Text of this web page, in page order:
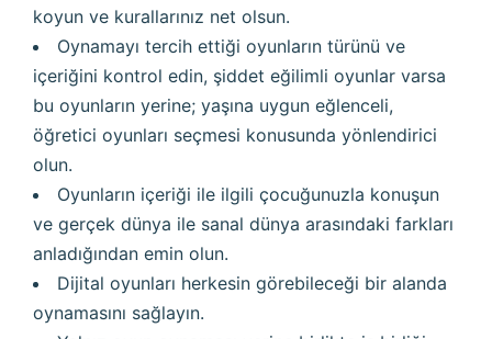
koyun ve kurallarınız net olsun.
Oynamayı tercih ettiği oyunların türünü ve
içeriğini kontrol edin, şiddet eğilimli oyunlar varsa
bu oyunların yerine; yaşına uygun eğlenceli,
öğretici oyunları seçmesi konusunda yönlendirici
olun.
Oyunların içeriği ile ilgili çocuğunuzla konuşun
ve gerçek dünya ile sanal dünya arasındaki farkları
anladığından emin olun.
Dijital oyunları herkesin görebileceği bir alanda
oynamasını sağlayın.